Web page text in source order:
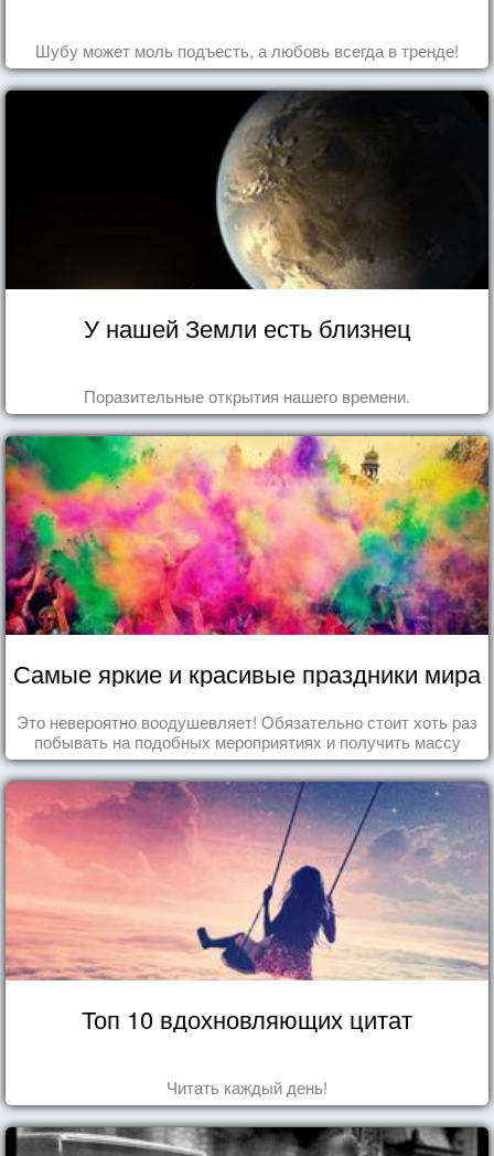
Шубу может моль подъесть, а любовь всегда в тренде!
У нашей Земли есть близнец
Поразительные открытия нашего времени.
Самые яркие и красивые праздники мира
Это невероятно воодушевляет! Обязательно стоит хоть раз
побывать на подобных мероприятиях и получить массу
впечатлений!
Топ 10 вдохновляющих цитат
Читать каждый день!